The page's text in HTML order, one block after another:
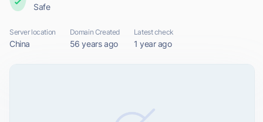
Safe
Server location
China
Domain Created
56 years ago
Latest check
1 year ago